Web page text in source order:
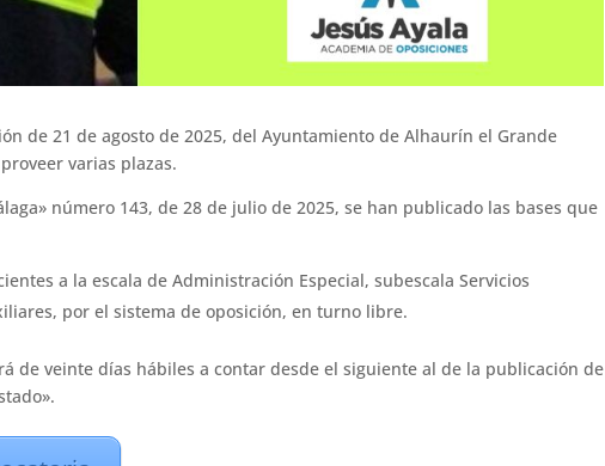
de 21 de agosto de 2025, del Ayuntamiento de Alhaurín el Grande
varias plazas.
número 143, de 28 de julio de 2025, se han publicado las bases que
a la escala de Administración Especial, subescala Servicios
por el sistema de oposición, en turno libre.
de veinte días hábiles a contar desde el siguiente al de la publicación de